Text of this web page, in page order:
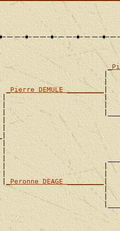
|
|
_Pierre DEMULE _________
|
|
|
|
|
|
_Peronne DEAGE _________|
|
|